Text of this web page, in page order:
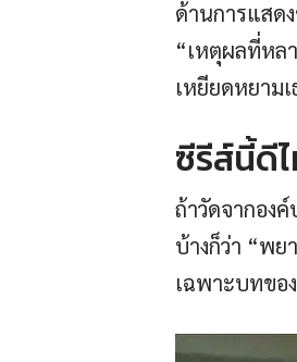
ด้านการแสด
“เหตุผลที่หล
เหยียดหยาม
ซีรีส์นี้ดี
ถ้าวัดจากอง
บ้างก็ว่า “พย
เฉพาะบทขอ